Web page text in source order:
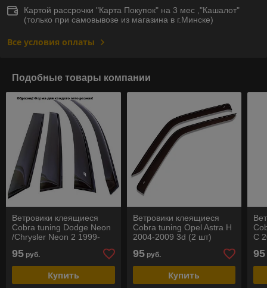
Картой рассрочки "Карта Покупок" на 3 мес ,"Кашалот"
(только при самовывозе из магазина в г.Минске)
Все условия оплаты
Подобные товары компании
Ветровики клеящиеся
Cobra tuning Dodge Neon
/Chrysler Neon 2 1999-
95 руб.
Купить
Ветровики клеящиеся
Cobra tuning Opel Astra H
2004-2009 3d (2 шт)
95руб.
Купить
C
95